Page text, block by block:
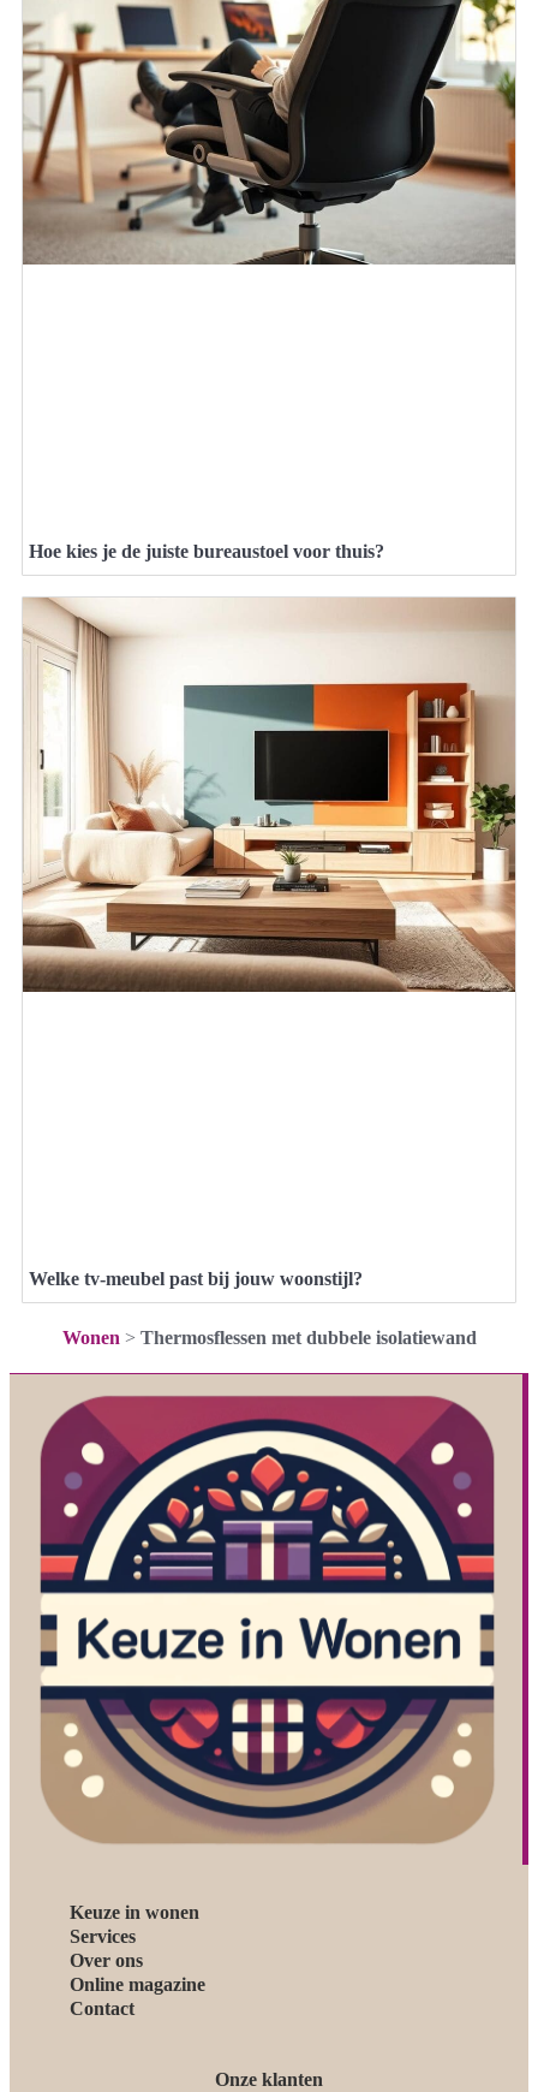
Hoe kies je de juiste bureaustoel voor thuis?
Welke tv-meubel past bij jouw woonstijl?
Wonen > Thermosflessen met dubbele isolatiewand
Keuze in wonen
Services
Over ons
Online magazine
Contact
Onze klanten